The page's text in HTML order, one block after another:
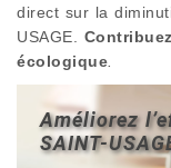
direct sur la
USAGE.
écologique
Améliorez
SAINT-